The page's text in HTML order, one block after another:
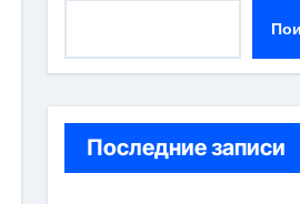
Последние записи